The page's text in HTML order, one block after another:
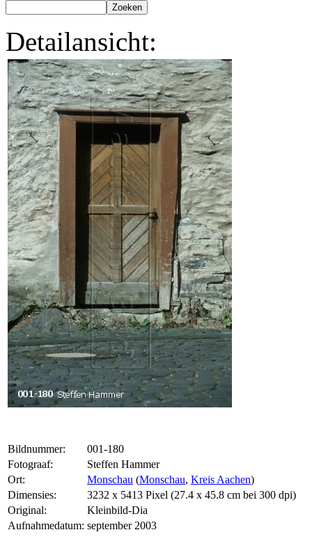
Detailansicht:
Bildnummer:
001-180
Fotograaf:
Steffen Hammer
Ort:
Monschau (Monschau, Kreis Aachen)
Dimensies:
3232 x 5413 Pixel (27.4 x 45.8 cm bei 300 dpi)
Original:
Kleinbild-Dia
Aufnahmedatum: september 2003